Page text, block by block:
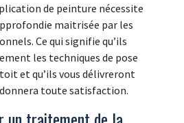
de peinture nécessite
maitrisée par les
Ce qui signifie qu’ils
les techniques de pose
et qu’ils vous délivreront
toute satisfaction.